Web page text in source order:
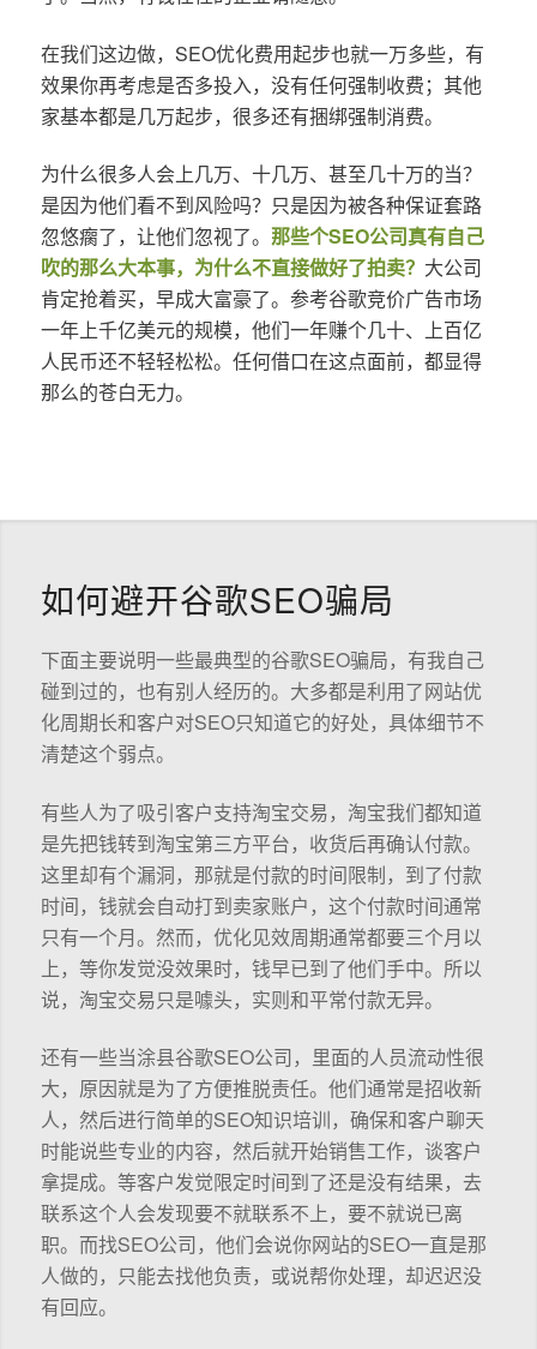
在我们这边做，SEO优化费用起步也就一万多些，有
效果你再考虑是否多投入，没有任何强制收费；其他
家基本都是几万起步，很多还有捆绑强制消费。
为什么很多人会上几万、十几万、甚至几十万的当？
是因为他们看不到风险吗？只是因为被各种保证套路
忽悠瘸了，让他们忽视了。 那些个SEO公司真有自己
吹的那么大本事，为什么不直接做好了拍卖？ 大公司
肯定抢着买，早成大富豪了。参考谷歌竞价广告市场
一年上千亿美元的规模，他们一年赚个几十、上百亿
人民币还不轻轻松松。任何借口在这点面前，都显得
那么的苍白无力。
如何避开谷歌SEO骗局
下面主要说明一些最典型的谷歌SEO骗局，有我自己
碰到过的，也有别人经历的。大多都是利用了网站优
化周期长和客户对SEO只知道它的好处，具体细节不
清楚这个弱点。
有些人为了吸引客户支持淘宝交易，淘宝我们都知道
是先把钱转到淘宝第三方平台，收货后再确认付款。
这里却有个漏洞，那就是付款的时间限制，到了付款
时间，钱就会自动打到卖家账户，这个付款时间通常
只有一个月。然而，优化见效周期通常都要三个月以
上，等你发觉没效果时，钱早已到了他们手中。所以
说，淘宝交易只是噱头，实则和平常付款无异。
还有一些当涂县谷歌SEO公司，里面的人员流动性很
大，原因就是为了方便推脱责任。他们通常是招收新
人，然后进行简单的SEO知识培训，确保和客户聊天
时能说些专业的内容，然后就开始销售工作，谈客户
拿提成。等客户发觉限定时间到了还是没有结果，去
联系这个人会发现要不就联系不上，要不就说已离
职。而找SEO公司，他们会说你网站的SEO一直是那
人做的，只能去找他负责，或说帮你处理，却迟迟没
有回应。